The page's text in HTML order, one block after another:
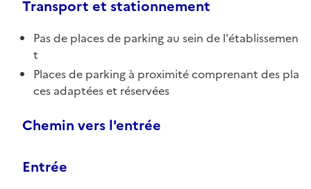
Transport et stationnement
Pas de places de parking au sein de l'établissemen
t
Places de parking à proximité comprenant des pla
ces adaptées et réservées
Chemin vers l'entrée
Entrée